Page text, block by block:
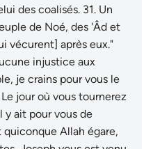
des coalisés. 31. Un
de Noé, des 'Âd et
vécurent] après eux."
injustice aux
je crains pour vous le
Le jour où vous tournerez
y ait pour vous de
quiconque Allah égare,